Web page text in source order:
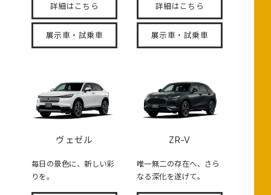
詳細はこちら
展示車・試乗車
詳細はこちら
展示車・試乗車
ヴェゼル
毎日の景色に、新しい彩
りを。
ZR-V
唯一無二の存在へ、さら
なる深化を遂げて。